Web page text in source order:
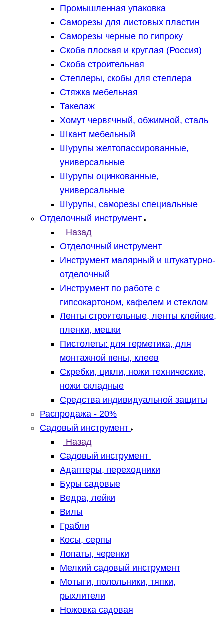
Промышленная упаковка
Саморезы для листовых пластин
Саморезы черные по гипроку
Скоба плоская и круглая (Россия)
Скоба строительная
Степлеры, скобы для степлера
Стяжка мебельная
Такелаж
Хомут червячный, обжимной, сталь
Шкант мебельный
Шурупы желтопассированные,
универсальные
Шурупы оцинкованные,
универсальные
Шурупы, саморезы специальные
Отделочный инструмент
Назад
Отделочный инструмент
Инструмент малярный и штукатурно-
отделочный
Инструмент по работе с
гипсокартоном, кафелем и стеклом
Ленты строительные, ленты клейкие,
пленки, мешки
Пистолеты: для герметика, для
монтажной пены, клеев
Скребки, цикли, ножи технические,
ножи складные
Средства индивидуальной защиты
Распродажа - 20%
Садовый инструмент
Назад
Садовый инструмент
Адаптеры, переходники
Буры садовые
Ведра, лейки
Вилы
Грабли
Косы, серпы
Лопаты, черенки
Мелкий садовый инструмент
Мотыги, полольники, тяпки,
рыхлители
Ножовка садовая